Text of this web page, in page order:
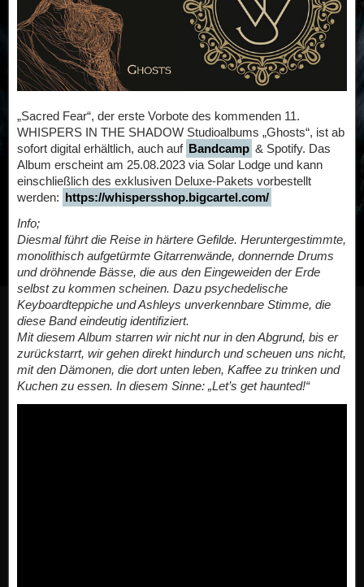
„Sacred Fear“, der erste Vorbote des kommenden 11.
WHISPERS IN THE SHADOW Studioalbums „Ghosts“, ist ab
sofort digital erhältlich, auch auf Bandcamp & Spotify. Das
Album erscheint am 25.08.2023 via Solar Lodge und kann
einschließlich des exklusiven Deluxe-Pakets vorbestellt
werden: https://whispersshop.bigcartel.com/
Info;
Diesmal führt die Reise in härtere Gefilde. Heruntergestimmte,
monolithisch aufgetürmte Gitarrenwände, donnernde Drums
und dröhnende Bässe, die aus den Eingeweiden der Erde
selbst zu kommen scheinen. Dazu psychedelische
Keyboardteppiche und Ashleys unverkennbare Stimme, die
diese Band eindeutig identifiziert.
Mit diesem Album starren wir nicht nur in den Abgrund, bis er
zurückstarrt, wir gehen direkt hindurch und scheuen uns nicht,
mit den Dämonen, die dort unten leben, Kaffee zu trinken und
Kuchen zu essen. In diesem Sinne: „Let’s get haunted!“